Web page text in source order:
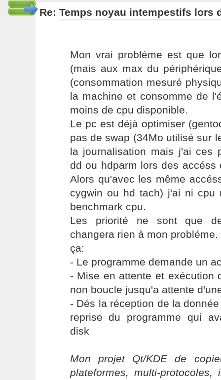
Re: Temps noyau intempestifs lors
Mon vrai probléme est que
(mais aux max du
(consommation mesuré
la machine et consomme de
moins de cpu disponible.
Le pc est déjà optimiser
pas de swap (34Mo utilisé sur
la journalisation mais j'ai ces
dd ou hdparm lors des accéss
Alors qu'avec les même
cygwin ou hd tach) j'ai ni cpu
benchmark cpu.
Les priorité ne sont que
changera rien à mon
ça:
- Le programme demande un
- Mise en attente et exécution
non boucle jusqu'a attente
- Dés la réception de la
reprise du programme qui
disk
Mon projet Qt/KDE de
plateformes, multi-protocoles,